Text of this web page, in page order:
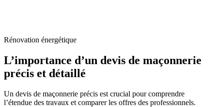
L’importance d’un devis de maçonnerie précis et détaillé
Rénovation énergétique
L’importance d’un devis de maçonnerie
précis et détaillé
Un devis de maçonnerie précis est crucial pour comprendre
l’étendue des travaux et comparer les offres des professionnels.